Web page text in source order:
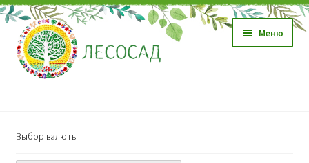
Перейти
к
навигации
Перейти
к
содержимому
Меню
Саженцы
Выбор валюты